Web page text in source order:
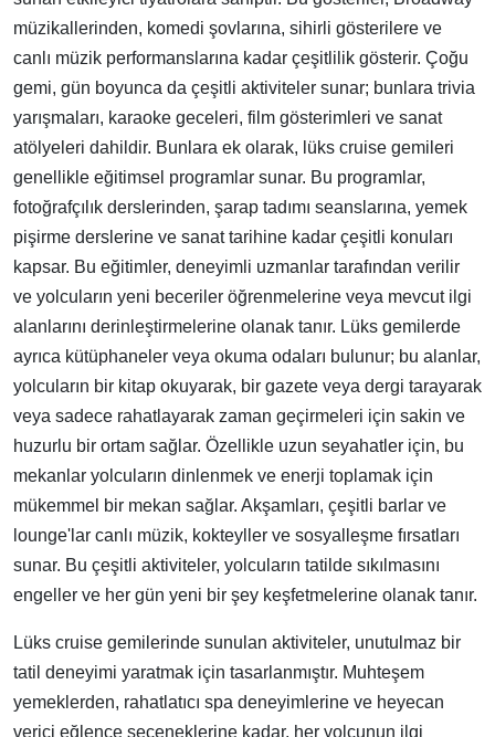
müzikallerinden, komedi şovlarına, sihirli gösterilere ve
canlı müzik performanslarına kadar çeşitlilik gösterir. Çoğu
gemi, gün boyunca da çeşitli aktiviteler sunar; bunlara trivia
yarışmaları, karaoke geceleri, film gösterimleri ve sanat
atölyeleri dahildir. Bunlara ek olarak, lüks cruise gemileri
genellikle eğitimsel programlar sunar. Bu programlar,
fotoğrafçılık derslerinden, şarap tadımı seanslarına, yemek
pişirme derslerine ve sanat tarihine kadar çeşitli konuları
kapsar. Bu eğitimler, deneyimli uzmanlar tarafından verilir
ve yolcuların yeni beceriler öğrenmelerine veya mevcut ilgi
alanlarını derinleştirmelerine olanak tanır. Lüks gemilerde
ayrıca kütüphaneler veya okuma odaları bulunur; bu alanlar,
yolcuların bir kitap okuyarak, bir gazete veya dergi tarayarak
veya sadece rahatlayarak zaman geçirmeleri için sakin ve
huzurlu bir ortam sağlar. Özellikle uzun seyahatler için, bu
mekanlar yolcuların dinlenmek ve enerji toplamak için
mükemmel bir mekan sağlar. Akşamları, çeşitli barlar ve
lounge'lar canlı müzik, kokteyller ve sosyalleşme fırsatları
sunar. Bu çeşitli aktiviteler, yolcuların tatilde sıkılmasını
engeller ve her gün yeni bir şey keşfetmelerine olanak tanır.
Lüks cruise gemilerinde sunulan aktiviteler, unutulmaz bir
tatil deneyimi yaratmak için tasarlanmıştır. Muhteşem
yemeklerden, rahatlatıcı spa deneyimlerine ve heyecan
verici eğlence seçeneklerine kadar, her yolcunun ilgi